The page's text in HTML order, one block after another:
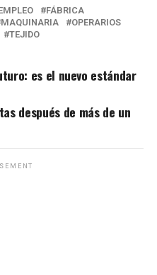
py
Li
k
m
tir
FÁBRICA
MAQUINARIA
OPERARIOS
TEJIDO
es el nuevo estándar
después de más de un